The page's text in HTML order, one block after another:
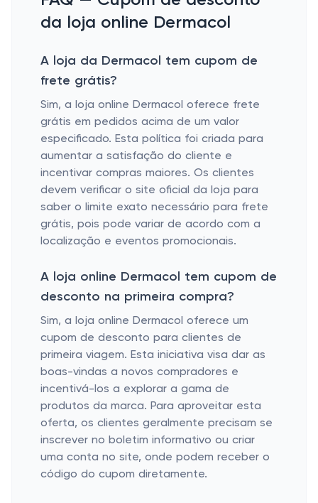
da loja online Dermacol
A loja da Dermacol tem cupom de
frete grátis?
Sim, a loja online Dermacol oferece frete
grátis em pedidos acima de um valor
especificado. Esta política foi criada para
aumentar a satisfação do cliente e
incentivar compras maiores. Os clientes
devem verificar o site oficial da loja para
saber o limite exato necessário para frete
grátis, pois pode variar de acordo com a
localização e eventos promocionais.
A loja online Dermacol tem cupom de
desconto na primeira compra?
Sim, a loja online Dermacol oferece um
cupom de desconto para clientes de
primeira viagem. Esta iniciativa visa dar as
boas-vindas a novos compradores e
incentivá-los a explorar a gama de
produtos da marca. Para aproveitar esta
oferta, os clientes geralmente precisam se
inscrever no boletim informativo ou criar
uma conta no site, onde podem receber o
código do cupom diretamente.